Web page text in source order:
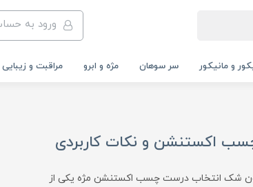
ورود به
و مانیکور سر سوهان مژه و ابرو مراقبت و
اکستنشن و نکات کاربردی
شک انتخاب درست چسب اکستنشن مژه یکی از